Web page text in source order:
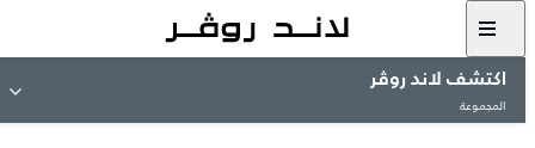
اكتشف لاند روڤر
المجموعة